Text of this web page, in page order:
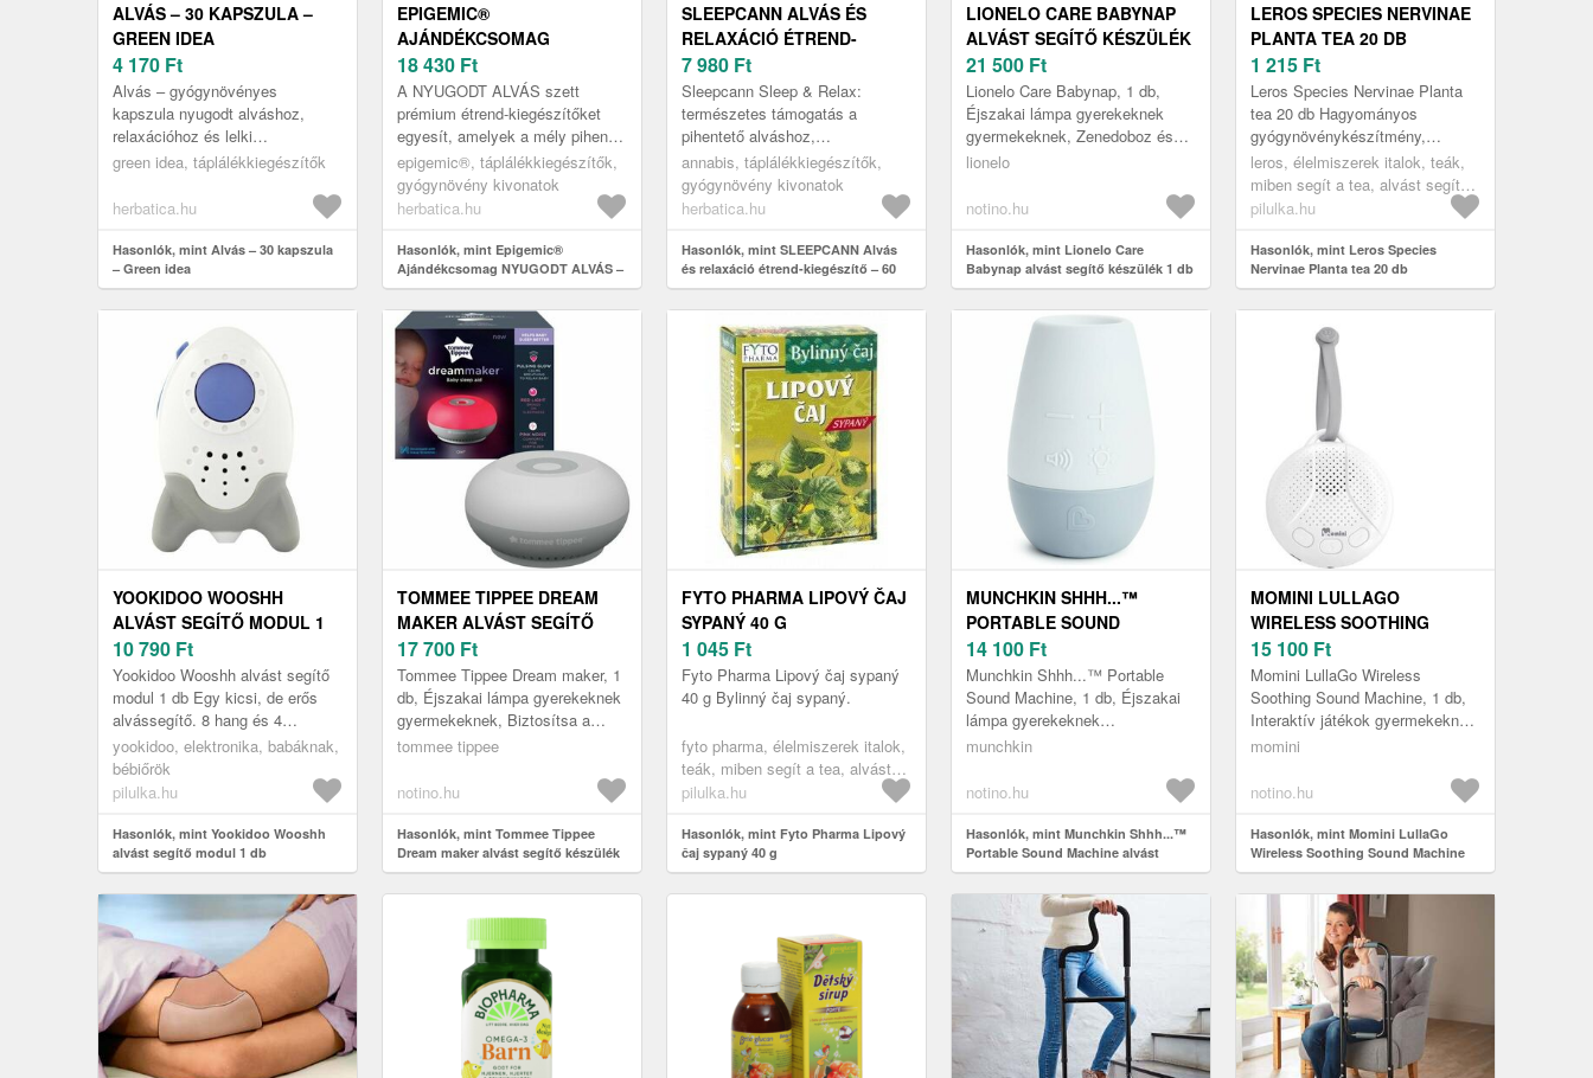
ALVÁS – 30 KAPSZULA –
GREEN IDEA
4 170 Ft
Alvás – gyógynövényes
kapszula nyugodt alváshoz,
relaxációhoz és lelki
egyensúlyhozA Green idea Alvás
étrend-kiegészítő, a...
green idea, táplálékkiegészítők
herbatica.hu
Hasonlók, mint Alvás – 30 kapszula
– Green idea
EPIGEMIC®
AJÁNDÉKCSOMAG
NYUGODT ALVÁS –
EPIGEMIC
18 430 Ft
A NYUGODT ALVÁS szett
prémium étrend-kiegészítőket
egyesít, amelyek a mély pihenés
és az éjszakai regeneráció
támogatására készültek. Az L-
triptofá...
epigemic®, táplálékkiegészítők,
gyógynövény kivonatok
herbatica.hu
Hasonlók, mint Epigemic®
Ajándékcsomag NYUGODT ALVÁS –
Epigemic
SLEEPCANN ALVÁS ÉS
RELAXÁCIÓ ÉTREND-
KIEGÉSZÍTŐ – 60 TABLETTA
– ANNABIS
7 980 Ft
Sleepcann Sleep & Relax:
természetes támogatás a
pihentető alváshoz,
hozzászokást okozó anyagok
nélkülNehezen alszik el?
Gyakran felébred, vagy fár...
annabis, táplálékkiegészítők,
gyógynövény kivonatok
herbatica.hu
Hasonlók, mint SLEEPCANN Alvás
és relaxáció étrend-kiegészítő – 60
tabletta – Annabis
LIONELO CARE BABYNAP
ALVÁST SEGÍTŐ KÉSZÜLÉK
1 DB
21 500 Ft
Lionelo Care Babynap, 1 db,
Éjszakai lámpa gyerekeknek
gyermekeknek, Zenedoboz és
éjjeli lámpa egyben az örömért
megszer...
lionelo
notino.hu
Hasonlók, mint Lionelo Care
Babynap alvást segítő készülék 1 db
LEROS SPECIES NERVINAE
PLANTA TEA 20 DB
1 215 Ft
Leros Species Nervinae Planta
tea 20 db Hagyományos
gyógynövénykészítmény,
amelyet idegi kimerültség,
ingerlékenység és feszültség
csillapítására a...
leros, élelmiszerek italok, teák,
miben segít a tea, alvást segítő
teák
pilulka.hu
Hasonlók, mint Leros Species
Nervinae Planta tea 20 db
YOOKIDOO WOOSHH
ALVÁST SEGÍTŐ MODUL 1
DB
10 790 Ft
Yookidoo Wooshh alvást segítő
modul 1 db Egy kicsi, de erős
alvássegítő. 8 hang és 4
hangerőszint közül választhat. A
modul újratölthető, nincs szü...
yookidoo, elektronika, babáknak,
bébiőrök
pilulka.hu
Hasonlók, mint Yookidoo Wooshh
alvást segítő modul 1 db
TOMMEE TIPPEE DREAM
MAKER ALVÁST SEGÍTŐ
KÉSZÜLÉK 1 DB
17 700 Ft
Tommee Tippee Dream maker, 1
db, Éjszakai lámpa gyerekeknek
gyermekeknek, Biztosítsa a
lehető legmélyebb álmot
tudom...
tommee tippee
notino.hu
Hasonlók, mint Tommee Tippee
Dream maker alvást segítő készülék
1 db
FYTO PHARMA LIPOVÝ ČAJ
SYPANÝ 40 G
1 045 Ft
Fyto Pharma Lipový čaj sypaný
40 g Bylinný čaj sypaný.
fyto pharma, élelmiszerek italok,
teák, miben segít a tea, alvást
segítő teák
pilulka.hu
Hasonlók, mint Fyto Pharma Lipový
čaj sypaný 40 g
MUNCHKIN SHHH...™
PORTABLE SOUND
MACHINE ALVÁST SEGÍTŐ
KÉSZÜLÉK 1 DB
14 100 Ft
Munchkin Shhh...™ Portable
Sound Machine, 1 db, Éjszakai
lámpa gyerekeknek
gyermekeknek, Az éjszaka
hiányzik a minőség...
munchkin
notino.hu
Hasonlók, mint Munchkin Shhh...™
Portable Sound Machine alvást
segítő készülék 1 db
MOMINI LULLAGO
WIRELESS SOOTHING
SOUND MACHINE ALVÁST
SEGÍTŐ KÉSZÜLÉK 1 DB
15 100 Ft
Momini LullaGo Wireless
Soothing Sound Machine, 1 db,
Interaktív játékok gyermekeknek,
A gyermekeknek a megfelelő
külö...
momini
notino.hu
Hasonlók, mint Momini LullaGo
Wireless Soothing Sound Machine
alvást segítő készülék 1 db